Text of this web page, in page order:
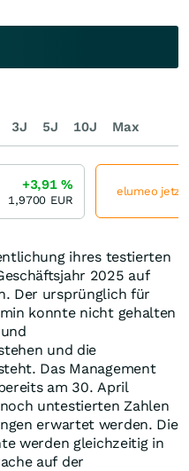
ihres testierten
2025 auf
Der ursprünglich für
konnte nicht gehalten
und die
Das Management
am 30. April
untestierten Zahlen
erwartet werden. Die
werden gleichzeitig in
auf der
3J 5J 10J Max
+3,91%
1,9700 EUR
elumeo jetzt